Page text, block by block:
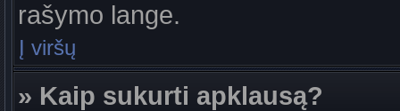
rašymo lange.
Į viršų
» Kaip sukurti apklausą?